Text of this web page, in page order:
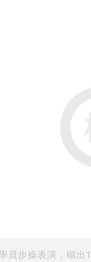
員步操表演，砌出